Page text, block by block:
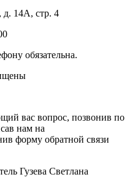
д. 14А, стр. 4
обязательна.
вас вопрос, позвонив по
нам на
форму обратной связи
Гузева Светлана